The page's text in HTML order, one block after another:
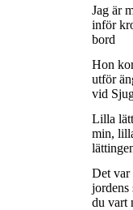
Jag är
inför
bord
Hon
utför
vid
Lilla
min,
Det var
jordens
du vart